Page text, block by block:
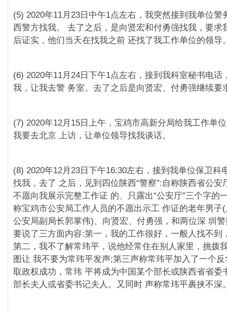
(5) 2020年11月23日中午1点左右，我突然接到我单位警
⻄警方找我。 去了之后，是向贤宏和付勇强找我，要求
后证实，他们当天在找我之前 还找了我工作单位的领导
(6) 2020年11月24日下午1点左右，接到我科室秘书电话
我，让我去警 务室。去了之后是向贤宏、付勇强继续要
(7) 2020年12月15日上午，宝鸡市高新分局给我工作单
我要去北京 上访，让单位领导找我谈话。
(8) 2020年12月23日下午16:30左右，接到我单位保卫科
找我，去了 之后，⻅到四位陕⻄“警察”:自称陕⻄省公安
不愿向我展示完整工作证 的、只露出“公安厅”三个字的
称宝鸡市公安局工作人员的不愿出示工 作证的老年男子
公安局副局⻓郭掌伟)、向贤宏、付勇强，和两位深 圳
要说了三方面内容:第一，我的工作很好，一般人找不到
第二，我不了解常玮平，说他经常住在别人家里，挑拨
图让 我不要为常玮平发声;第三声称常玮平加入了一个
取政权成功，常玮 平将成为中国某个部⻓或陕⻄省省委
部⻓夫人或省委书记夫人。又同时 声称常玮平裹挟不深